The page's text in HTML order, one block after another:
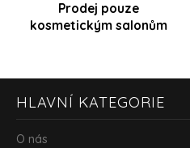
Prodej pouze
kosmetickým salonům
HLAVNÍ KATEGORIE
O nás